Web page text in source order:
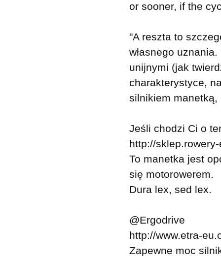
or sooner, if the
"A reszta to
własnego
unijnymi (jak
charakterystyce,
silnikiem manetką,
Jeśli chodzi Ci o
http://
To manetka jest
się motorowerem.
Dura lex, sed lex.
@Ergodrive
http://www.etra-
Zapewne moc